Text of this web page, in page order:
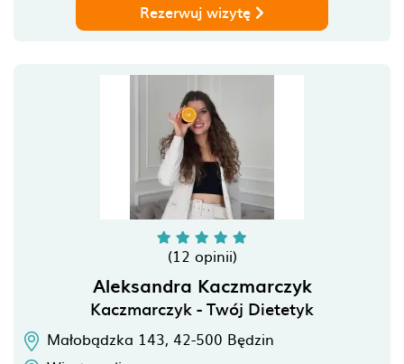
Rezerwuj wizytę
(12 opinii)
Aleksandra Kaczmarczyk
Kaczmarczyk - Twój Dietetyk
Małobądzka 143, 42-500 Będzin